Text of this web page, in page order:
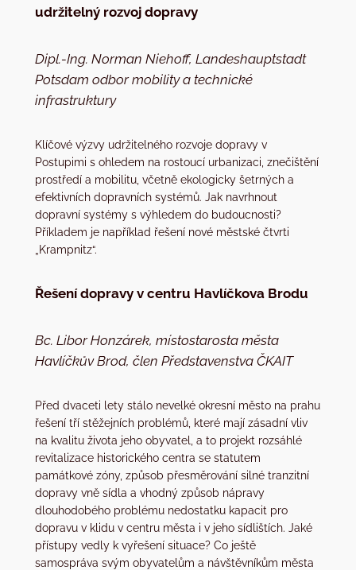
udržitelný rozvoj dopravy
Dipl.-Ing. Norman Niehoff, Landeshauptstadt
Potsdam odbor mobility a technické
infrastruktury
Klíčové výzvy udržitelného rozvoje dopravy v
Postupimi s ohledem na rostoucí urbanizaci, znečištění
prostředí a mobilitu, včetně ekologicky šetrných a
efektivních dopravních systémů. Jak navrhnout
dopravní systémy s výhledem do budoucnosti?
Příkladem je například řešení nové městské čtvrti
„Krampnitz“.
Řešení dopravy v centru Havlíčkova Brodu
Bc. Libor Honzárek, místostarosta města
Havlíčkův Brod, člen Představenstva ČKAIT
Před dvaceti lety stálo nevelké okresní město na prahu
řešení tří stěžejních problémů, které mají zásadní vliv
na kvalitu života jeho obyvatel, a to projekt rozsáhlé
revitalizace historického centra se statutem
památkové zóny, způsob přesměrování silné tranzitní
dopravy vně sídla a vhodný způsob nápravy
dlouhodobého problému nedostatku kapacit pro
dopravu v klidu v centru města i v jeho sídlištích. Jaké
přístupy vedly k vyřešení situace? Co ještě
samospráva svým obyvatelům a návštěvníkům města